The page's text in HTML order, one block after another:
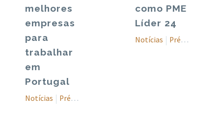
melhores
empresas
para
trabalhar
em
Portugal
Notícias Prémios
como PME
Líder 24
Notícias Prémios